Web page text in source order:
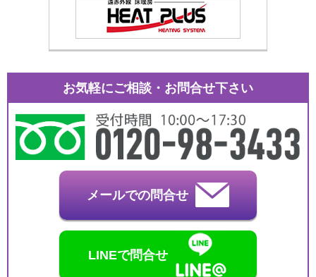
お気軽にご相談・お問合せ下さい
メールでの問合せ
LINEで問合せ